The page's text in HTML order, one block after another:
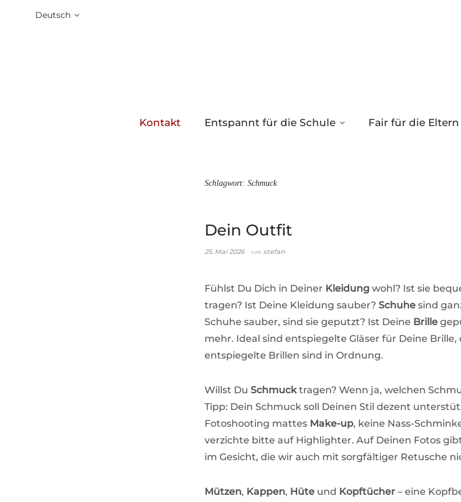
Deutsch
Kontakt Entspannt für die Schule Fair für die Eltern
Schlagwort: Schmuck
Dein Outfit
25. Mai 2026 von stefan
Fühlst Du Dich in Deiner Kleidung wohl? Ist sie
tragen? Ist Deine Kleidung sauber? Schuhe sind
Schuhe sauber, sind sie geputzt? Ist Deine Brille
mehr. Ideal sind entspiegelte Gläser für Deine
entspiegelte Brillen sind in Ordnung.
Willst Du Schmucktragen? Wenn ja, welchen
Tipp: Dein Schmuck soll Deinen Stil dezent
Fotoshooting mattes Make-up, keine Nass-
verzichte bitte auf Highlighter. Auf Deinen Fotos
im Gesicht, die wir auch mit sorgfältiger Retusche
Mützen, Kappen, Hüte und Kopftücher – eine